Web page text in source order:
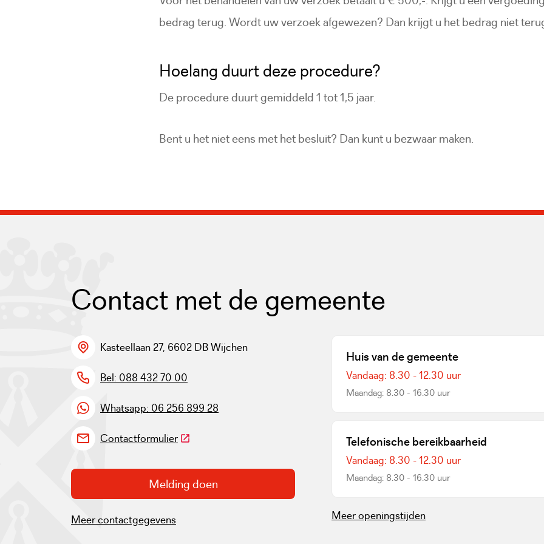
bedrag terug. Wordt uw verzoek afgewezen? Dan krijgt u het bedrag niet
Hoelang duurt deze procedure?
De procedure duurt gemiddeld 1 tot 1,5 jaar.
Bent u het niet eens met het besluit? Dan kunt u bezwaar maken.
Contact met de gemeente
Kasteellaan 27, 6602 DB Wijchen
Bel: 088 432 70 00
Whatsapp: 06 256 899 28
Contactformulier(Deze link gaat naar een externe website)
Melding doen
Meer contactgegevens
Huis van de gemeente
Vandaag: 8.30 - 12.30 uur
Maandag: 8.30 - 16.30 uur
Telefonische bereikbaarheid
Vandaag: 8.30 - 12.30 uur
Maandag: 8.30 - 16.30 uur
Meer openingstijden